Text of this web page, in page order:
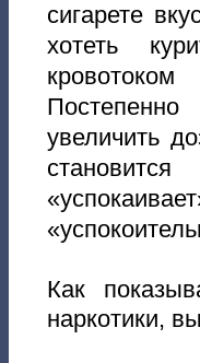
сигарете
хотеть
увеличить
Как
наркотики,